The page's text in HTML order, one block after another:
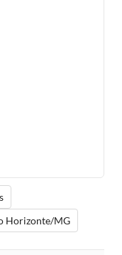
Horizonte/MG